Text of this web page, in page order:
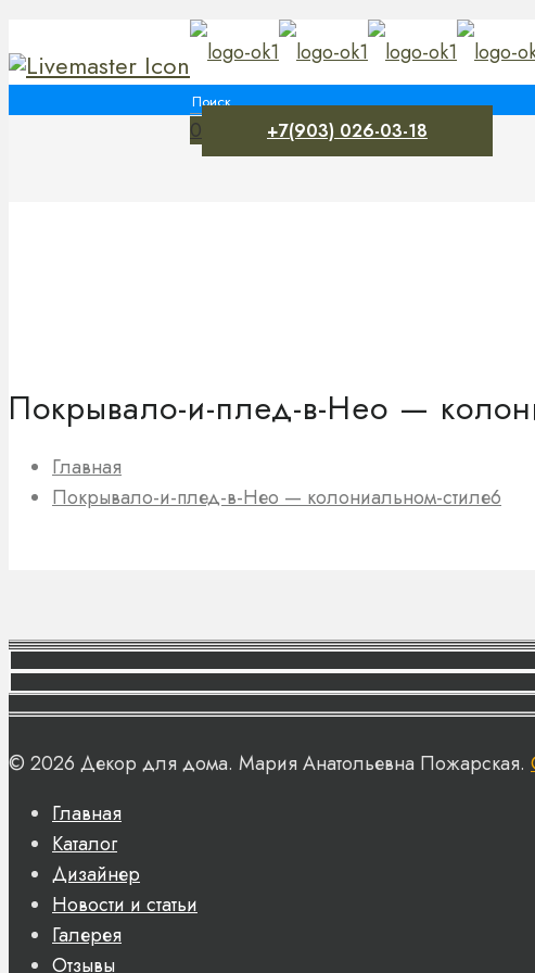
0 +7(903) 026-03-18
Покрывало-и-плед-в-Нео —
Главная
Покрывало-и-плед-в-Нео — колониальном-стиле6
© 2026 Декор для дома. Мария Анатольевна Пожарская.
Главная
Каталог
Дизайнер
Новости и статьи
Галерея
Отзывы